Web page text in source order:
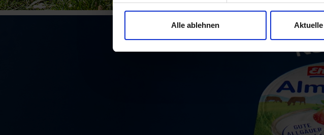
Cookies? Nein, in diesem Fall geht es nicht um eine
Textdateien. Wir verwenden sie, um Inhalte und
Informationen finden Sie in unseren Bestimmungen zum
Alle ablehnen